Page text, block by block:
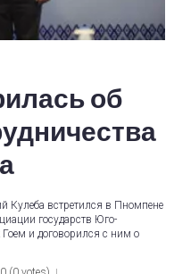
об
Кулеба встретился в Пномпене
государств Юго-
и договорился с ним о